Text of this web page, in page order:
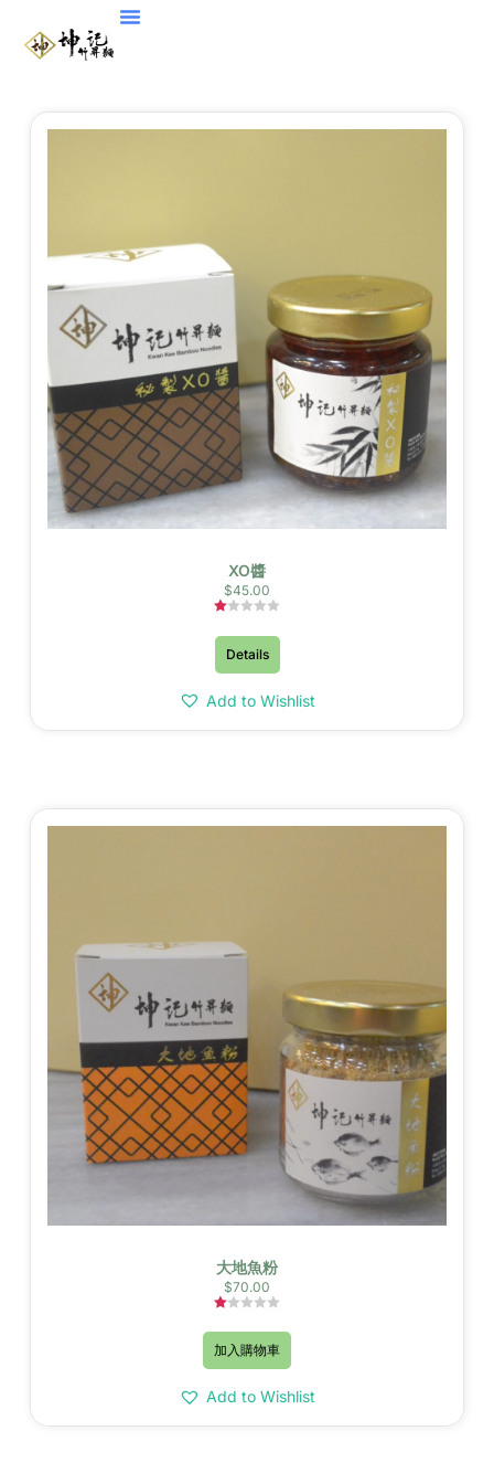
XO醬
$45.00
分
1.00
滿
5
Details
Add to Wishlist
大地魚粉
$70.00
分
1.00
5
加入購物車
Add to Wishlist